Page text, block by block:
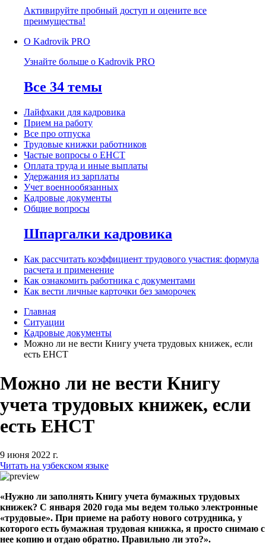
Активируйте пробный доступ и оцените все
преимущества!
О Kadrovik PRO
Узнайте больше о Kadrovik PRO
Все 34 темы
Лайфхаки для кадровика
Прием на работу
Все про отпуска
Трудовые книжки работников
Частые вопросы о ЕНСТ
Оплата труда и иные выплаты
Удержания из зарплаты
Учет военнообязанных
Кадровые документы
Общие вопросы
Шпаргалки кадровика
Как рассчитать коэффициент трудового участия: формула
расчета и применение
Как ознакомить работника с документами
Как вести личные карточки без заморочек
Главная
Ситуации
Кадровые документы
Можно ли не вести Книгу учета трудовых книжек, если
есть ЕНСТ
Можно ли не вести Книгу
учета трудовых книжек, если
есть ЕНСТ
9 июня 2022 г.
Читать на узбекском языке
«Нужно ли заполнять Книгу учета бумажных трудовых
книжек? С января 2020 года мы ведем только электронные
«трудовые». При приеме на работу нового сотрудника, у
которого есть бумажная трудовая книжка, я просто снимаю с
нее копию и отдаю обратно. Правильно ли это?».